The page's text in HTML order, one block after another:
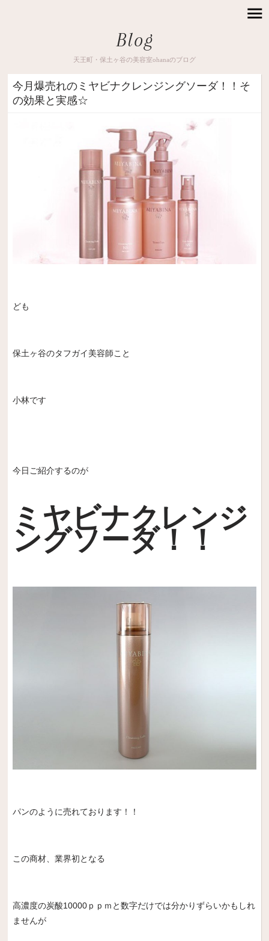
Blog
天王町・保土ヶ谷の美容室ohanaのブログ
今月爆売れのミヤビナクレンジングソーダ！！そ
の効果と実感☆
ども
保土ヶ谷のタフガイ美容師こと
小林です
今日ご紹介するのが
ミヤビナクレンジ
ングソーダ！！
パンのように売れております！！
この商材、業界初となる
高濃度の炭酸10000ｐｐｍと数字だけでは分かりずらいかもしれ
ませんが